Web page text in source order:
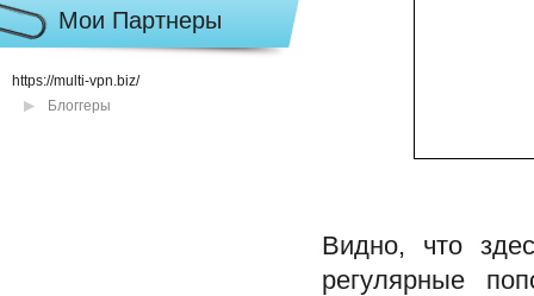
Мои Партнеры
https://multi-vpn.biz/
Блоггеры
Видно, что
регулярные